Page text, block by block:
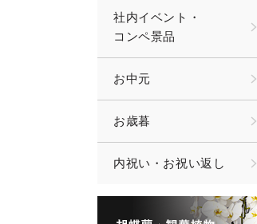
社内イベント・
コンペ景品
お中元
お歳暮
内祝い・お祝い返し